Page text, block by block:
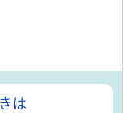
は